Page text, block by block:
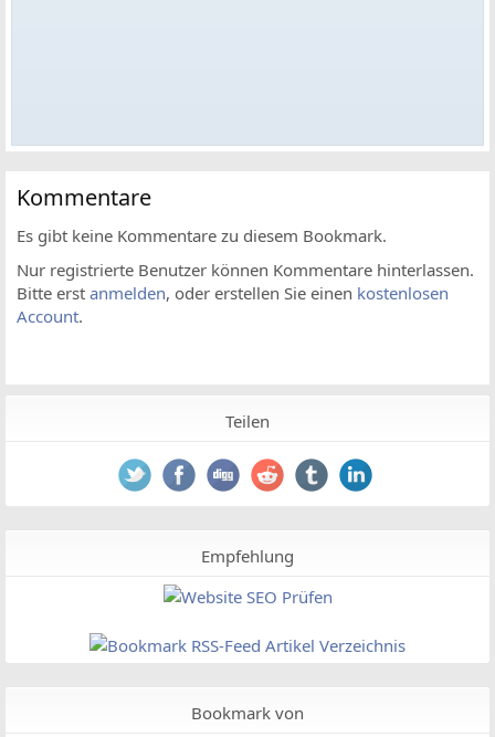
Kommentare
Es gibt keine Kommentare zu diesem Bookmark.
Nur registrierte Benutzer können Kommentare hinterlassen.
Bitte erst anmelden, oder erstellen Sie einen kostenlosen
Account.
Teilen
Empfehlung
Bookmark von